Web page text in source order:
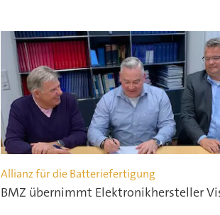
Allianz für die Batteriefertigung
BMZ übernimmt Elektronikhersteller